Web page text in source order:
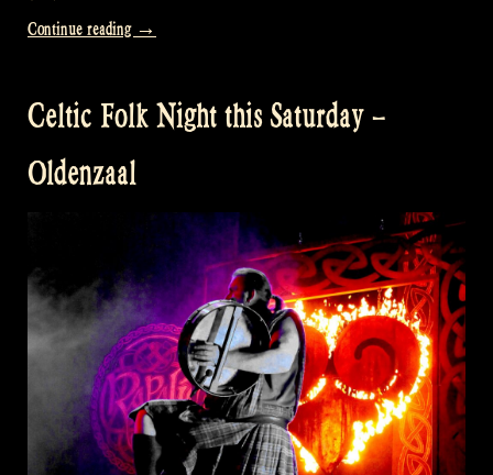
Continue reading „Celtic
Preview
Dortmund“
→
Celtic Folk Night this Saturday –
Oldenzaal